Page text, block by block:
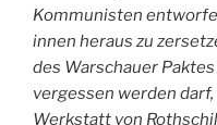
Kommunisten
innen heraus zu
des Warschauer
vergessen werden
Werkstatt von